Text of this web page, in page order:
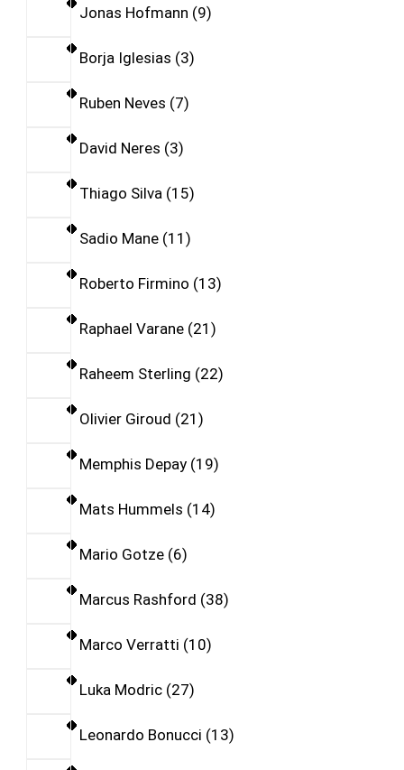
Jonas Hofmann 9
Borja Iglesias 3
Ruben Neves 7
David Neres 3
Thiago Silva 15
Sadio Mane 11
Roberto Firmino 13
Raphael Varane 21
Raheem Sterling 22
Olivier Giroud 21
Memphis Depay 19
Mats Hummels 14
Mario Gotze 6
Marcus Rashford 38
Marco Verratti 10
Luka Modric 27
Leonardo Bonucci 13